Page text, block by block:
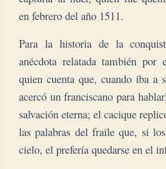
en febrero del año 1511.
Para la historia de la
anécdota relatada también por
quien cuenta que, cuando iba a
acercó un franciscano para
salvación eterna; el cacique
las palabras del fraile que, si
cielo, el prefería quedarse en el